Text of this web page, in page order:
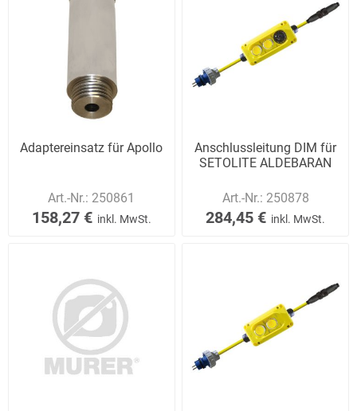
Adaptereinsatz für Apollo
Art.-Nr.: 250861
158,27 € inkl. MwSt.
Anschlussleitung DIM für
SETOLITE ALDEBARAN
Art.-Nr.: 250878
284,45 € inkl. MwSt.